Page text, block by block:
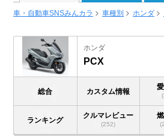
車・自動車SNSみんカラ 車種別 ホンダ
ホンダ
PCX
総合 カスタム情報
ランキング
クルマレビュー
(252)